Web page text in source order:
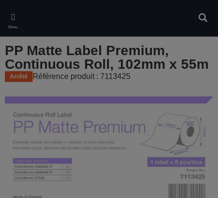
main
content
Menu
PP Matte Label Premium,
Continuous Roll, 102mm x 55m
Arrêté Référence produit : 7113425